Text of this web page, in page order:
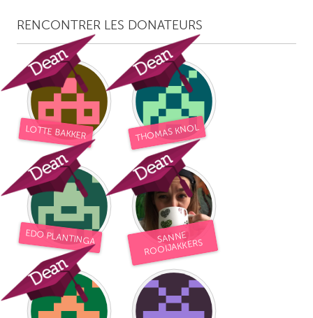
RENCONTRER LES DONATEURS
LOTTE BAKKER THOMAS KNOL
EDO PLANTINGA SANNE
ROOIJAKKERS